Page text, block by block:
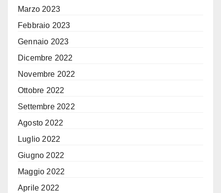
Marzo 2023
Febbraio 2023
Gennaio 2023
Dicembre 2022
Novembre 2022
Ottobre 2022
Settembre 2022
Agosto 2022
Luglio 2022
Giugno 2022
Maggio 2022
Aprile 2022